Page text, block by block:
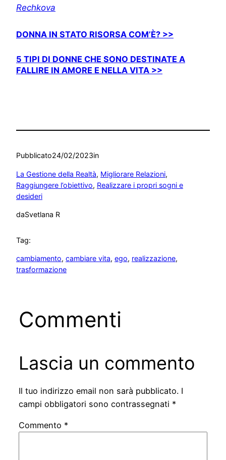
Rechkova
DONNA IN STATO RISORSA COM’È? >>
5 TIPI DI DONNE CHE SONO DESTINATE A
FALLIRE IN AMORE E NELLA VITA >>
Pubblicato24/02/2023in
La Gestione della Realtà, Migliorare Relazioni
Raggiungere l’obiettivo, Realizzare i propri sogni e
desideri
daSvetlana R
Tag:
cambiamento, cambiare vita, ego, realizzazione
trasformazione
Commenti
Lascia un commento
Il tuo indirizzo email non sarà pubblicato. I
campi obbligatori sono contrassegnati *
Commento *